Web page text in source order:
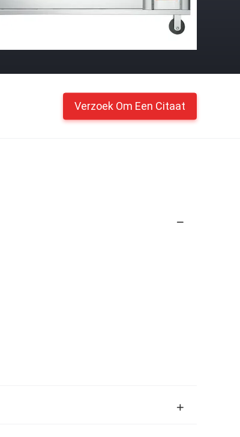
Verzoek Om Een Citaat